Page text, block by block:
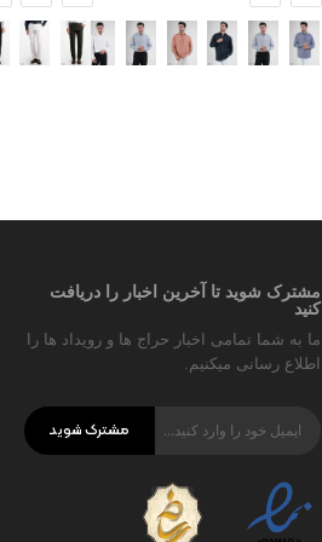
مشترک شوید تا آخرین اخبار را دریافت
کنید
ما به شما تمامی اخبار حراج ها و رویداد ها را
اطلاع رسانی میکنیم.
مشترک شوید